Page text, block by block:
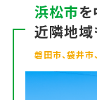
浜松市を
近隣地域
磐田市、袋井市